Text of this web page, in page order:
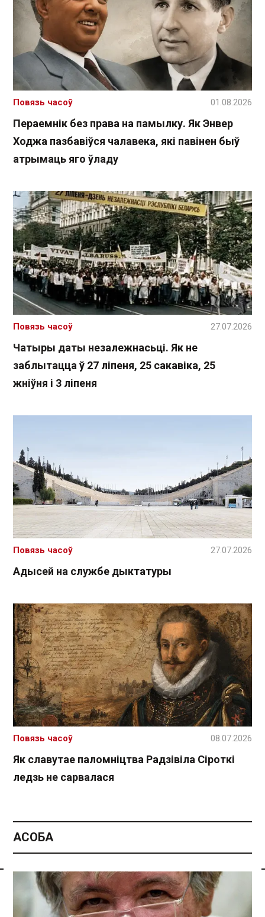
Спасылка без VPN
Пераемнік без права на памылку. Як Энвер
Ходжа пазбавіўся чалавека, які павінен быў
атрымаць яго ўладу
Повязь часоў 01.08.2026
Чатыры даты незалежнасьці. Як не
заблытацца ў 27 ліпеня, 25 сакавіка, 25
жніўня і 3 ліпеня
Повязь часоў 27.07.2026
Адысей на службе дыктатуры
Повязь часоў 27.07.2026
Як славутае паломніцтва Радзівіла Сіроткі
ледзь не сарвалася
Повязь часоў 08.07.2026
АСОБА